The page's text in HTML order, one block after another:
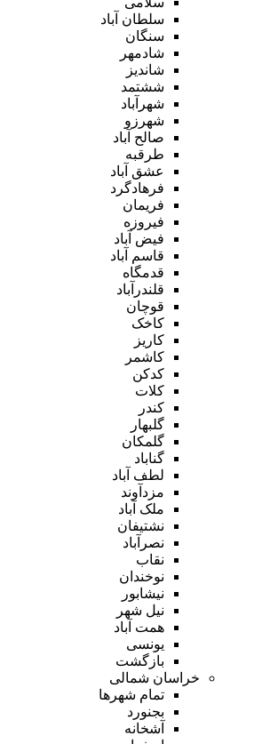
سلطان آباد
سنگان
شادمهر
شاندیز
ششتمد
شهرآباد
شهرزو
صالح آباد
طرقبه
عشق آباد
فرهادگرد
فریمان
فیروزه
فیض آباد
قاسم آباد
قدمگاه
قلندرآباد
قوچان
کاخک
کاریز
کاشمر
کدکن
کلات
کندر
گلبهار
گلمکان
گناباد
لطف آباد
مزدآوند
ملک آباد
نشتیفان
نصرآباد
نقاب
نوخندان
نیشابور
نیل شهر
همت آباد
یونسی
بازگشت
خراسان شمالی
تمام شهر‌ها
بجنورد
آشخانه